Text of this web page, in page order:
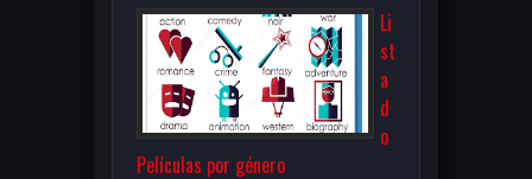
Li
st
a
d
o
Películas por género